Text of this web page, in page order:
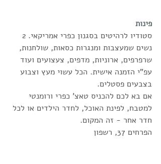
פינות
נשים שמעצבות ומנגרות כסאות, שולחנות,
שרפרפים, ארוניות, מדפים, צעצועים ועוד
עפ"י הזמנה אישית. הכל עשוי מעץ וצבוע
בצבעים פסטלים.
אם בא לכם להכניס טאצ' כפרי ורומנטי
למטבח, לפינת האוכל, לחדר הילדים או לכל
חדר אחר - זה המקום.
הפרחים 37, רשפון